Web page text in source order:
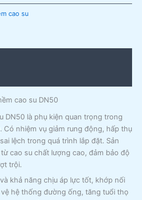
cao su
cao su DN50
DN50 là phụ kiện quan trọng trong
nhiệm vụ giảm rung động, hấp thụ
lệch trong quá trình lắp đặt. Sản
cao su chất lượng cao, đảm bảo độ
trội.
khả năng chịu áp lực tốt, khớp nối
hệ thống đường ống, tăng tuổi thọ